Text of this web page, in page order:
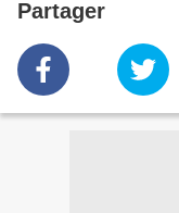
Partager